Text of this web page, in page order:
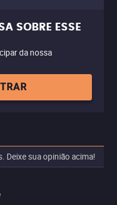
SOBRE ESSE
da nossa
Deixe sua opinião acima!